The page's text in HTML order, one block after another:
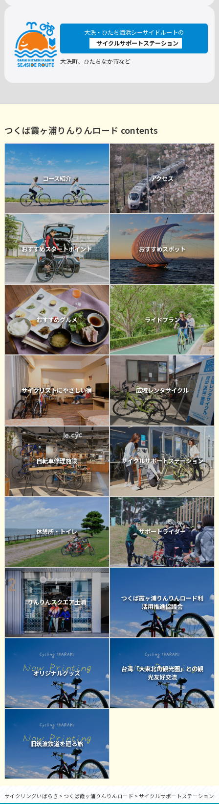
大洗・ひたち海浜シーサイドルートの
サイクルサポートステーション
大洗町、ひたちなか市など
つくば霞ヶ浦りんりんロード contents
コース紹介 アクセス
おすすめスタートポイント おすすめスポット
おすすめグルメ ライドプラン
サイクリストにやさしい宿 広域レンタサイクル
自転車修理施設 サイクルサポートステーション
休憩所・トイレ サポートライダー
りんりんスクエア土浦
つくば霞ヶ浦りんりんロード利
活用推進協議会
オリジナルグッズ
台湾「大東北角観光圏」との観
光友好交流
旧筑波鉄道を廻る旅
サイクリングいばらき > つくば霞ヶ浦りんりんロード > サイクルサポートステーション